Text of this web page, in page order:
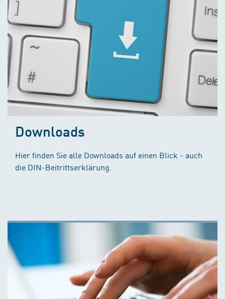
Downloads
Hier finden Sie alle Downloads auf einen Blick - auch
die DIN-Beitrittserklärung.